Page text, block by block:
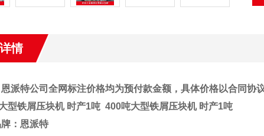
情
派特公司全网标注价格均为预付款金额，具体价格以合同协议
型铁屑压块机 时产1吨 400吨大型铁屑压块机 时产1吨
： 恩派特